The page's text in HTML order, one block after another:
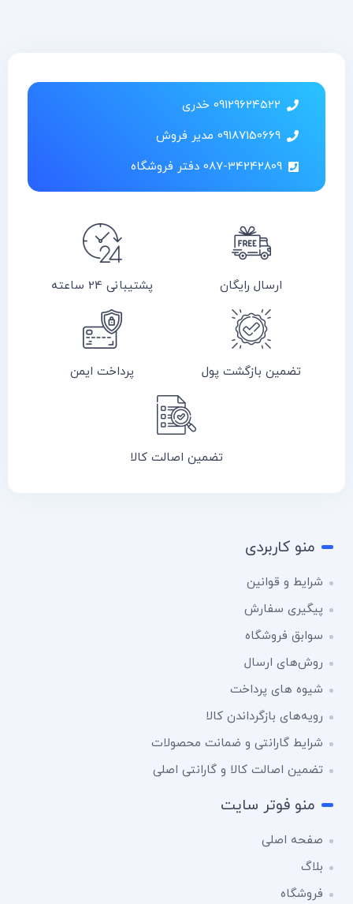
09129624522 خدری
09187150669 مدیر فروش
087-34242809 دفتر فروشگاه
ارسال رایگان پشتیبانی 24 ساعته
تضمین بازگشت پول پرداخت ایمن
تضمین اصالت کالا
منو کاربردی
شرایط و قوانین
پیگیری سفارش
سوابق فروشگاه
روش‌های ارسال
شیوه های پرداخت
رویه‌های بازگرداندن کالا
شرایط گارانتی و ضمانت محصولات
تضمین اصالت کالا و گارانتی اصلی
منو فوتر سایت
صفحه اصلی
بلاگ
فروشگاه